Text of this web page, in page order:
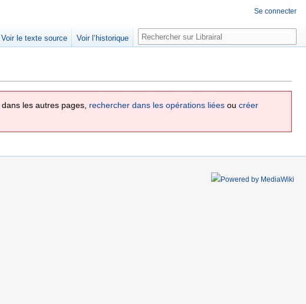
dans les autres pages, rechercher dans les opérations liées ou créer
Se connecter
Voir le texte source Voir l’historique Rechercher